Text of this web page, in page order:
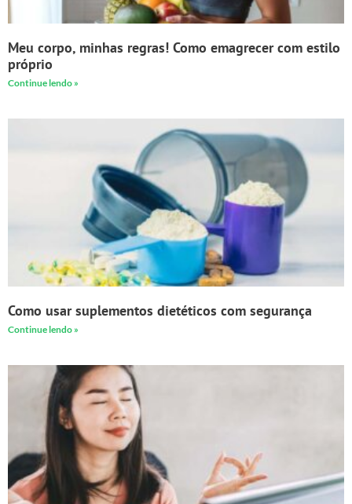
Meu corpo, minhas regras! Como emagrecer com estilo
próprio
Continue lendo »
Como usar suplementos dietéticos com segurança
Continue lendo »